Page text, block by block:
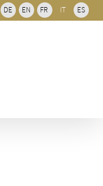
del
bar
DE EN FR IT ES